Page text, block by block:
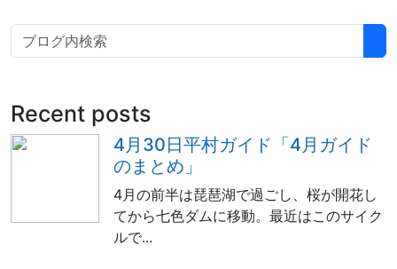
Recent posts
4月30日平村ガイド「4月ガイド
のまとめ」
4月の前半は琵琶湖で過ごし、桜が開花し
てから七色ダムに移動。最近はこのサイク
ルで...